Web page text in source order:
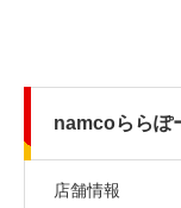
namcoららぽ
店舗情報